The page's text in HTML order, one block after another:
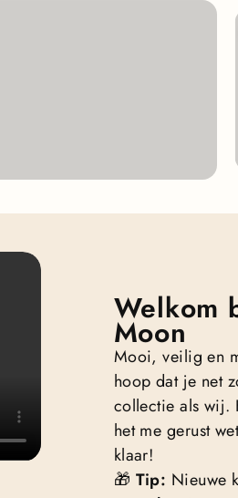
Welkom
Moon
Mooi, veilig en
hoop dat je net
collectie als wij.
het me gerust
klaar!
🎁 Tip: Nieuwe